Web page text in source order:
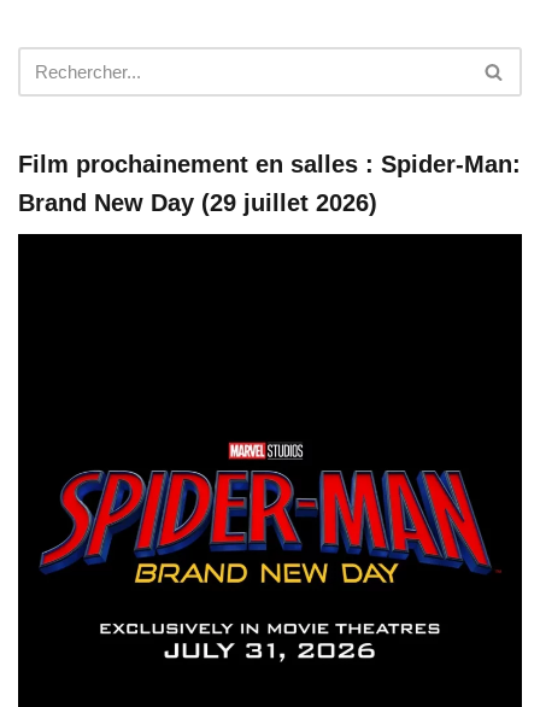
Film prochainement en salles : Spider-Man:
Brand New Day (29 juillet 2026)